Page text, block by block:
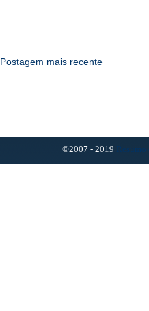
Postagem mais recente
©2007 - 2019